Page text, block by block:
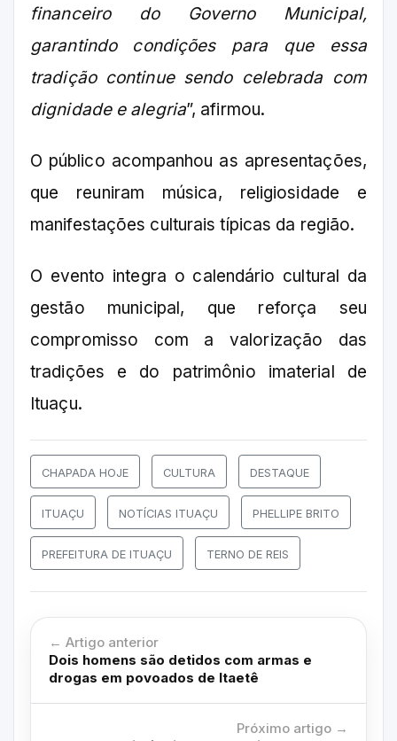
financeiro do Governo Municipal,
garantindo condições para que essa
tradição continue sendo celebrada com
dignidade e alegria”, afirmou.
O público acompanhou as apresentações,
que reuniram música, religiosidade e
manifestações culturais típicas da região.
O evento integra o calendário cultural da
gestão municipal, que reforça seu
compromisso com a valorização das
tradições e do patrimônio imaterial de
Ituaçu.
CHAPADA HOJE CULTURA DESTAQUE
ITUAÇU NOTÍCIAS ITUAÇU PHELLIPE BRITO
PREFEITURA DE ITUAÇU TERNO DE REIS
← Artigo anterior
Dois homens são detidos com armas e
drogas em povoados de Itaetê
Próximo artigo →